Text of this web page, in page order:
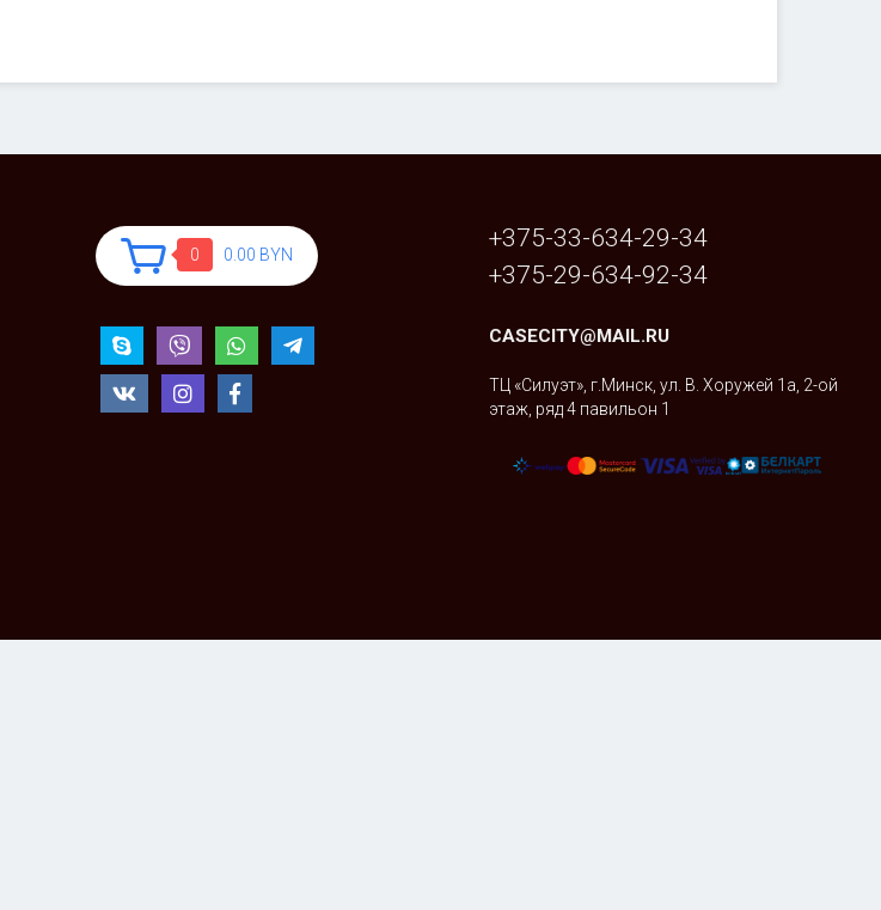
0 0.00 BYN
+375-33-634-29-34
+375-29-634-92-34
CASECITY@MAIL.RU
ТЦ «Силуэт», г.Минск, ул. В. Хоружей 1а, 2-ой
этаж, ряд 4 павильон 1